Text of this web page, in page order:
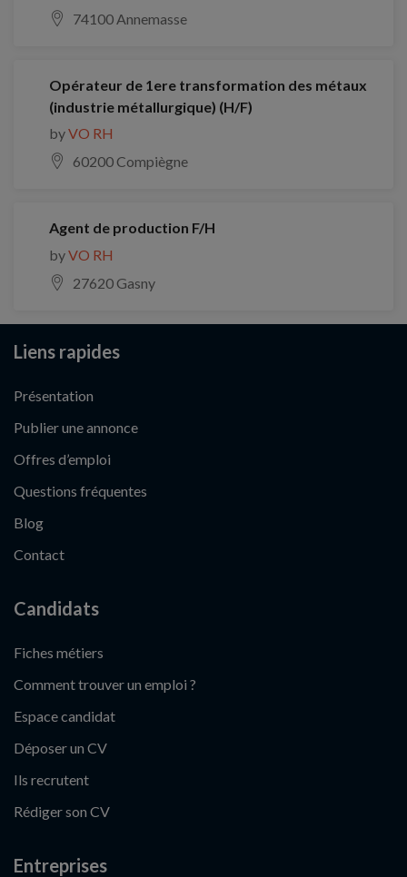
74100 Annemasse
Opérateur de 1ere transformation des métaux
(industrie métallurgique) (H/F)
byVO RH
60200 Compiègne
Agent de production F/H
byVO RH
27620 Gasny
Liens rapides
Présentation
Publier une annonce
Offres d’emploi
Questions fréquentes
Blog
Contact
Candidats
Fiches métiers
Comment trouver un emploi ?
Espace candidat
Déposer un CV
Ils recrutent
Rédiger son CV
Entreprises